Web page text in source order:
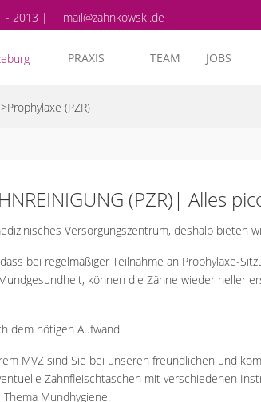
- 2013 | mail@zahnkowski.de
PRAXIS TEAM JOBS
>Prophylaxe (PZR)
(PZR)| Alles
Versorgungszentrum, deshalb bieten
bei regelmäßiger Teilnahme an Prophylaxe-
können die Zähne wieder heller
dem nötigen Aufwand.
MVZ sind Sie bei unseren freundlichen und
Zahnfleischtaschen mit verschiedenen
Mundhygiene.